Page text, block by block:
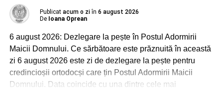
Publicat acum o zi în 6 august 2026
De Ioana Oprean
6 august 2026: Dezlegare la pește în Postul Adormirii
Maicii Domnului. Ce sărbătoare este prăznuită în această
zi 6 august 2026 este zi de dezlegare la pește pentru
credincioșii ortodocși care țin Postul Adormirii Maicii
Domnului. Data coincide cu una dintre cele mai